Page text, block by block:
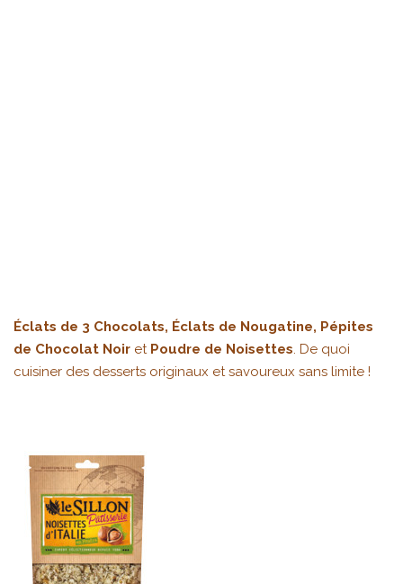
Éclats de 3 Chocolats, Éclats de Nougatine, Pépites
de Chocolat Noir et Poudre de Noisettes. De quoi
cuisiner des desserts originaux et savoureux sans limite !